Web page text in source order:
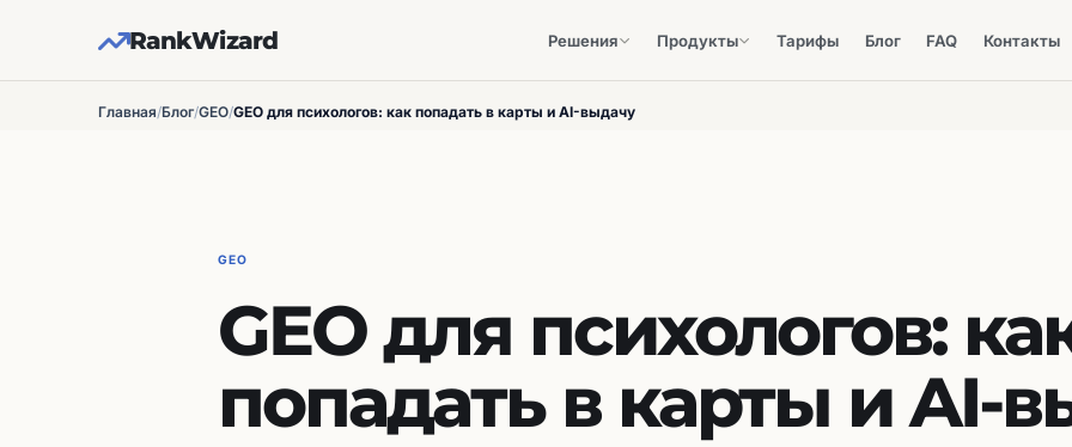
RankWizard Решения Продукты Тарифы Блог FAQ Контакты
Главная/Блог/GEO/GEO для психологов: как попадать в карты и AI-выдачу
GEO
GEO для психологов:
попадать в карты и AI-